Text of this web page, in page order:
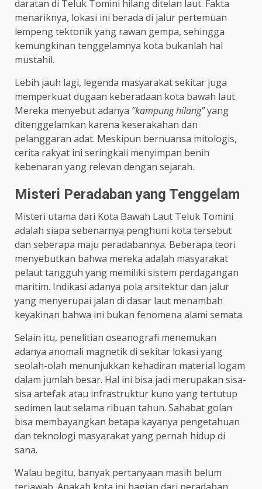
daratan di Teluk Tomini hilang ditelan laut. Fakta
menariknya, lokasi ini berada di jalur pertemuan
lempeng tektonik yang rawan gempa, sehingga
kemungkinan tenggelamnya kota bukanlah hal
mustahil.
Lebih jauh lagi, legenda masyarakat sekitar juga
memperkuat dugaan keberadaan kota bawah laut.
Mereka menyebut adanya “kampung hilang”yang
ditenggelamkan karena keserakahan dan
pelanggaran adat. Meskipun bernuansa mitologis,
cerita rakyat ini seringkali menyimpan benih
kebenaran yang relevan dengan sejarah.
Misteri Peradaban yang Tenggelam
Misteri utama dari Kota Bawah Laut Teluk Tomini
adalah siapa sebenarnya penghuni kota tersebut
dan seberapa maju peradabannya. Beberapa teori
menyebutkan bahwa mereka adalah masyarakat
pelaut tangguh yang memiliki sistem perdagangan
maritim. Indikasi adanya pola arsitektur dan jalur
yang menyerupai jalan di dasar laut menambah
keyakinan bahwa ini bukan fenomena alami semata.
Selain itu, penelitian oseanografi menemukan
adanya anomali magnetik di sekitar lokasi yang
seolah-olah menunjukkan kehadiran material logam
dalam jumlah besar. Hal ini bisa jadi merupakan sisa-
sisa artefak atau infrastruktur kuno yang tertutup
sedimen laut selama ribuan tahun. Sahabat golan
bisa membayangkan betapa kayanya pengetahuan
dan teknologi masyarakat yang pernah hidup di
sana.
Walau begitu, banyak pertanyaan masih belum